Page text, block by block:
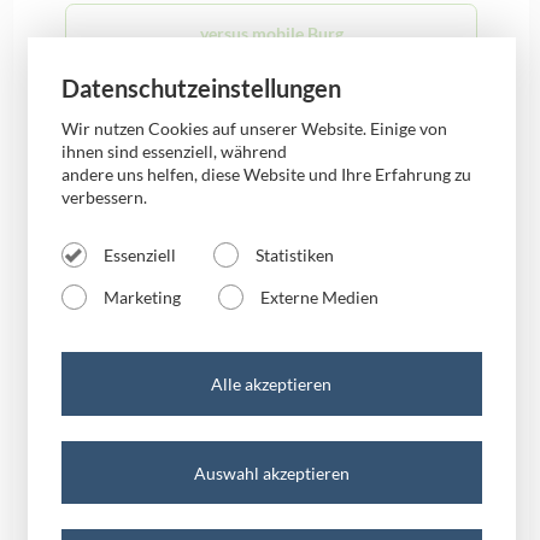
🎧 Die besten Apps zum Musik hören! 🎶
versus mobile Burg
versus mobile Merseburg
versus mobile Mühlhausen
versus mobile Quedlinburg
Datenschutzeinstellungen
Wir nutzen Cookies auf unserer Website. Einige von
ihnen sind essenziell, während
andere uns helfen, diese Website und Ihre Erfahrung zu
verbessern.
Essenziell Statistiken
Marketing Externe Medien
Alle akzeptieren
Auswahl akzeptieren